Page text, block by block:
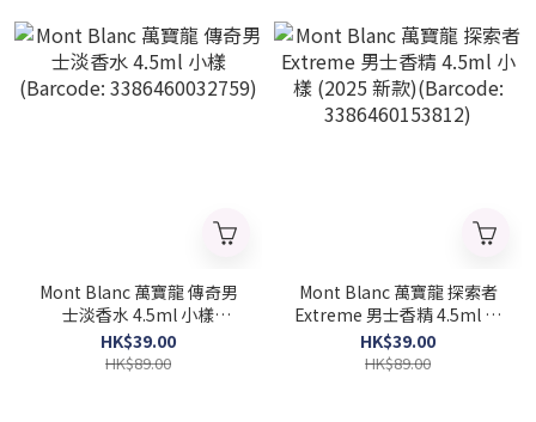
Mont Blanc 萬寶龍 傳奇男
士淡香水 4.5ml 小樣
(Barcode: 3386460032759)
HK$39.00
HK$89.00
Mont Blanc 萬寶龍 探索者
Extreme 男士香精 4.5ml 小
樣 (2025 新款)(Barcode:
3386460153812)
HK$39.00
HK$89.00